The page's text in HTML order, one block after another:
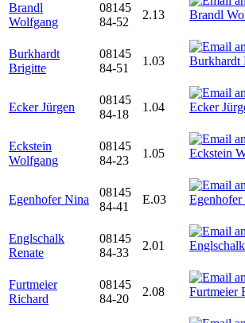
Brandl
Wolfgang
08145
84-52
2.13
Burkhardt
Brigitte
08145
84-51
1.03
Ecker Jürgen
08145
84-18
1.04
Eckstein
Wolfgang
08145
84-23
1.05
Egenhofer Nina
08145
84-41
E.03
Englschalk
Renate
08145
84-33
2.01
Furtmeier
Richard
08145
84-20
2.08